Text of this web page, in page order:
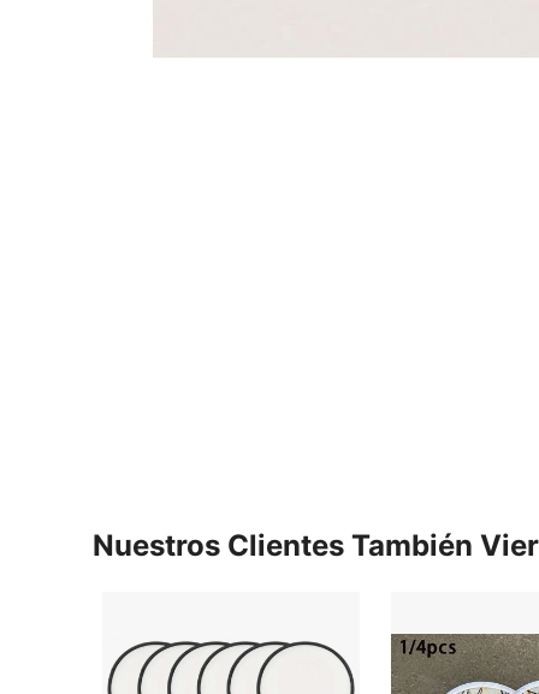
Nuestros Clientes También